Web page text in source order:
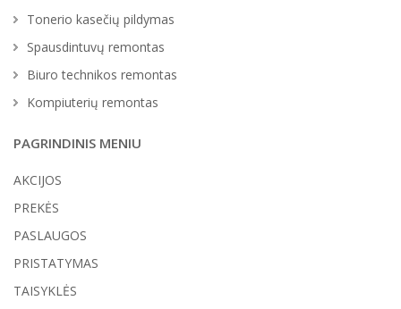
Tonerio kasečių pildymas
Spausdintuvų remontas
Biuro technikos remontas
Kompiuterių remontas
PAGRINDINIS MENIU
AKCIJOS
PREKĖS
PASLAUGOS
PRISTATYMAS
TAISYKLĖS